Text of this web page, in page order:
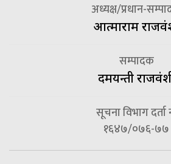
अध्यक्ष/प्रधान-
आत्माराम
सम्पादक
दमयन्ती
सूचना विभाग दर्ता
१६४७/०७६-७७